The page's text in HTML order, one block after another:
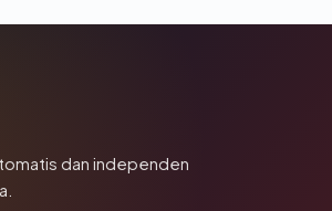
dan independen